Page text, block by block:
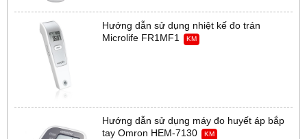
Hướng dẫn sử dụng nhiệt kế đo trán
Microlife FR1MF1
KM
Hướng dẫn sử dụng máy đo huyết áp bắp
tay Omron HEM-7130
KM